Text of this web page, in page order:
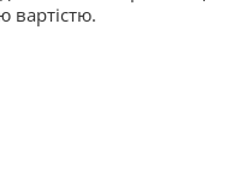
вартістю.